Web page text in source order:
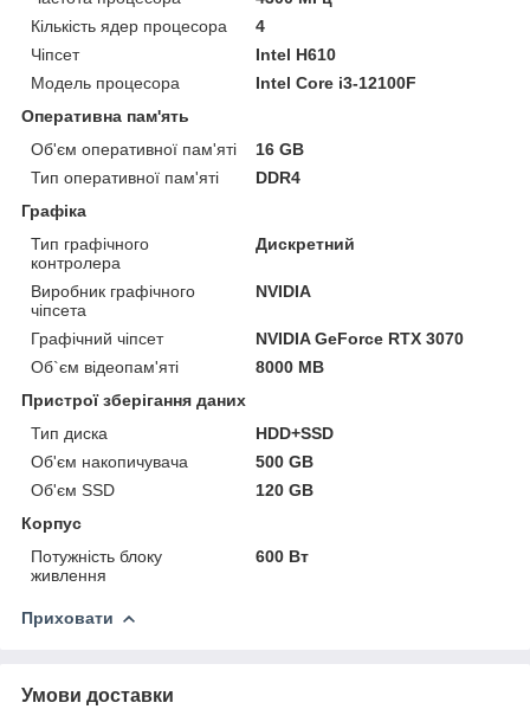
Кількість ядер процесора
4
Чіпсет
Intel H610
Модель процесора
Intel Core i3-12100F
Оперативна пам'ять
Об'єм оперативної пам'яті
16 GB
Тип оперативної пам'яті
DDR4
Графіка
Тип графічного
контролера
Дискретний
Виробник графічного
чіпсета
NVIDIA
Графічний чіпсет
NVIDIA GeForce RTX 3070
Об`єм відеопам'яті
8000 MB
Пристрої зберігання даних
Тип диска
HDD+SSD
Об'єм накопичувача
500 GB
Об'єм SSD
120 GB
Корпус
Потужність блоку
живлення
600 Вт
Приховати
Умови доставки